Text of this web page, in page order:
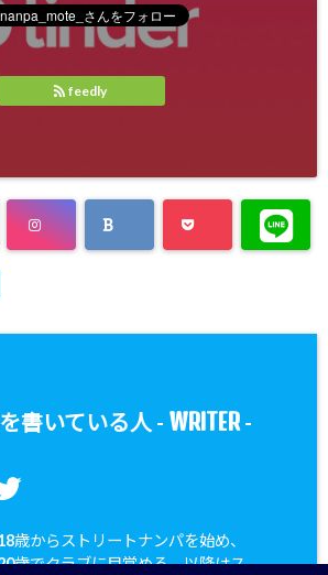
feedly
書いている人 - WRITER-
歳からストリートナンパを始め、
歳でクラブに目覚める。以降はス